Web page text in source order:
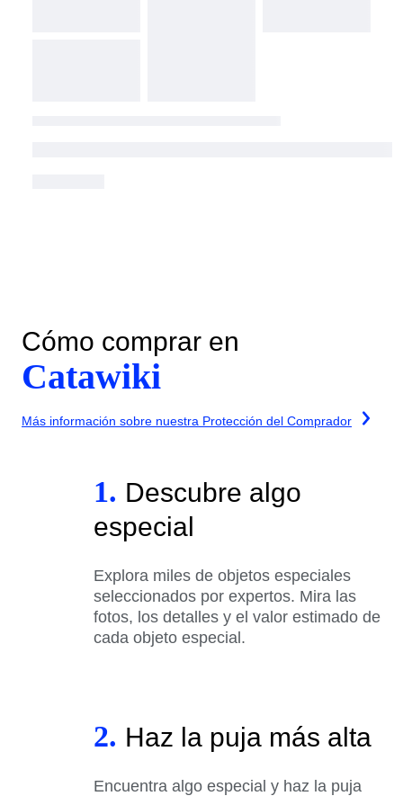
Cómo comprar en
Catawiki
Más información sobre nuestra Protección del Comprador
1. Descubre algo
especial
Explora miles de objetos especiales
seleccionados por expertos. Mira las
fotos, los detalles y el valor estimado de
cada objeto especial.
2. Haz la puja más alta
Encuentra algo especial y haz la puja